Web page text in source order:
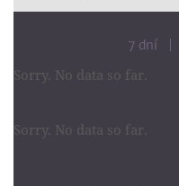
7 dní
Sorry. No data so far.
Sorry. No data so far.